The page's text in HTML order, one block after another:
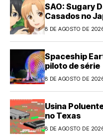
SAO: Sugary
Casados no
8 DE AGOSTO DE
Spaceship
piloto de série
8 DE AGOSTO DE
Usina
no Texas
8 DE AGOSTO DE